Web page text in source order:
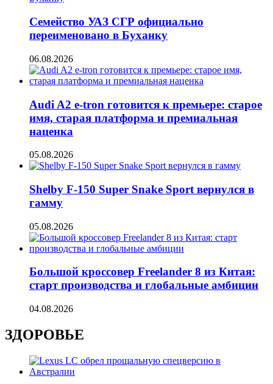
Семейство УАЗ СГР официально
переименовано в Буханку
06.08.2026
Audi A2 e-tron готовится к премьере: старое
имя, старая платформа и премиальная
наценка
05.08.2026
Shelby F-150 Super Snake Sport вернулся в
гамму
05.08.2026
Большой кроссовер Freelander 8 из Китая:
старт производства и глобальные амбиции
04.08.2026
ЗДОРОВЬЕ